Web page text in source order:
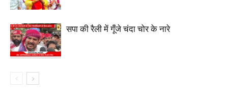
सपा की रैली में गूँजे चंदा चोर के नारे